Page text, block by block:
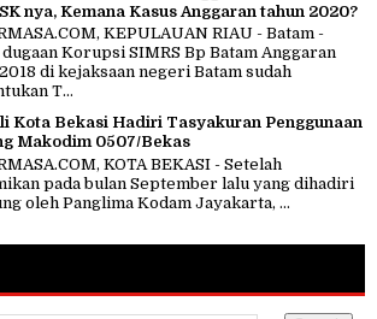
nya, Kemana Kasus Anggaran tahun 2020?
KEPULAUAN RIAU - Batam -
Korupsi SIMRS Bp Batam Anggaran
di kejaksaan negeri Batam sudah
T...
Kota Bekasi Hadiri Tasyakuran Penggunaan
Makodim 0507/Bekas
KOTA BEKASI - Setelah
pada bulan September lalu yang dihadiri
oleh Panglima Kodam Jayakarta, ...